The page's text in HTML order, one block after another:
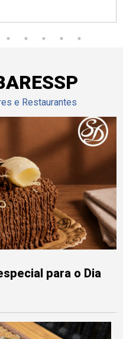
e Restaurantes
para o Dia